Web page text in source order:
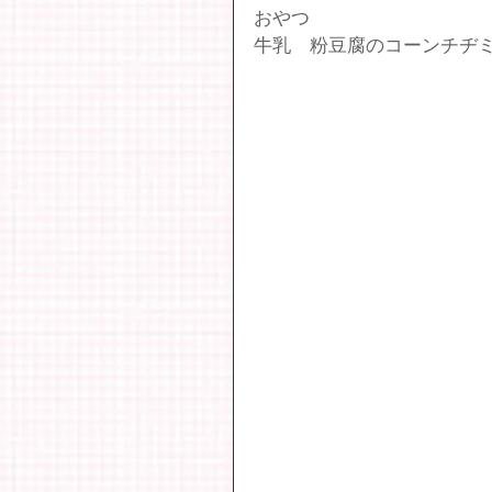
おやつ
牛乳　粉豆腐のコーンチヂ